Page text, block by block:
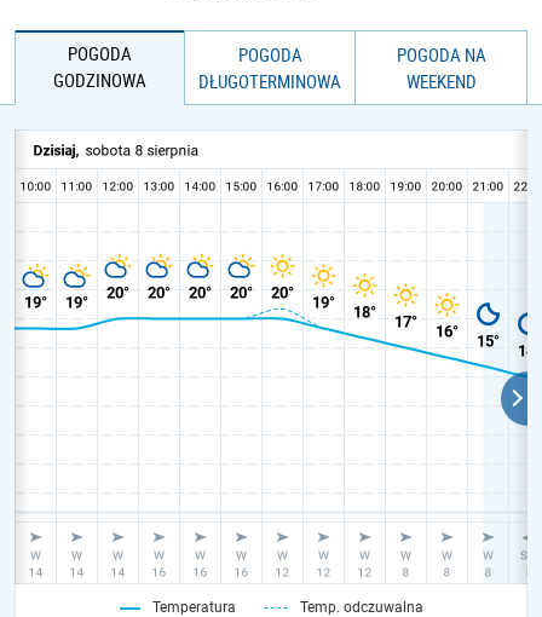
POGODA
GODZINOWA
POGODA
DŁUGOTERMINOWA
POGODA NA
WEEKEND
Temperatura Temp. odczuwalna